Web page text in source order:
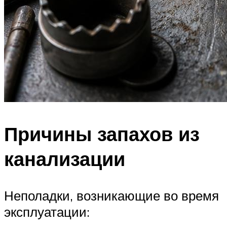
Причины запахов из
канализации
Неполадки, возникающие во время
эксплуатации: